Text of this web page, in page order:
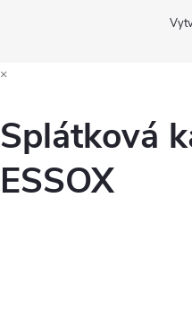
×
Splátková
ESSOX